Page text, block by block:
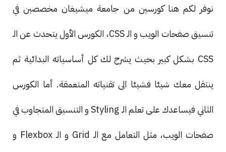
نوفر لكم هنا كورسين من جامعة ميشيغان مخصصين في
تنسيق صفحات الويب و الـ CSS، الكورس الأول يتحدث عن الـ
CSS بشكل كبير بحيث يشرح لك كل أساسياته البدائية ثم
ينتقل معك شيئا فشيئا الى تقنياته المتعمقة. أما الكورس
الثاني فيساعدك على تعلم الـ Styling و التنسيق المتجاوب في
صفحات الويب، مثل التعامل مع الـ Grid و الـ Flexbox و